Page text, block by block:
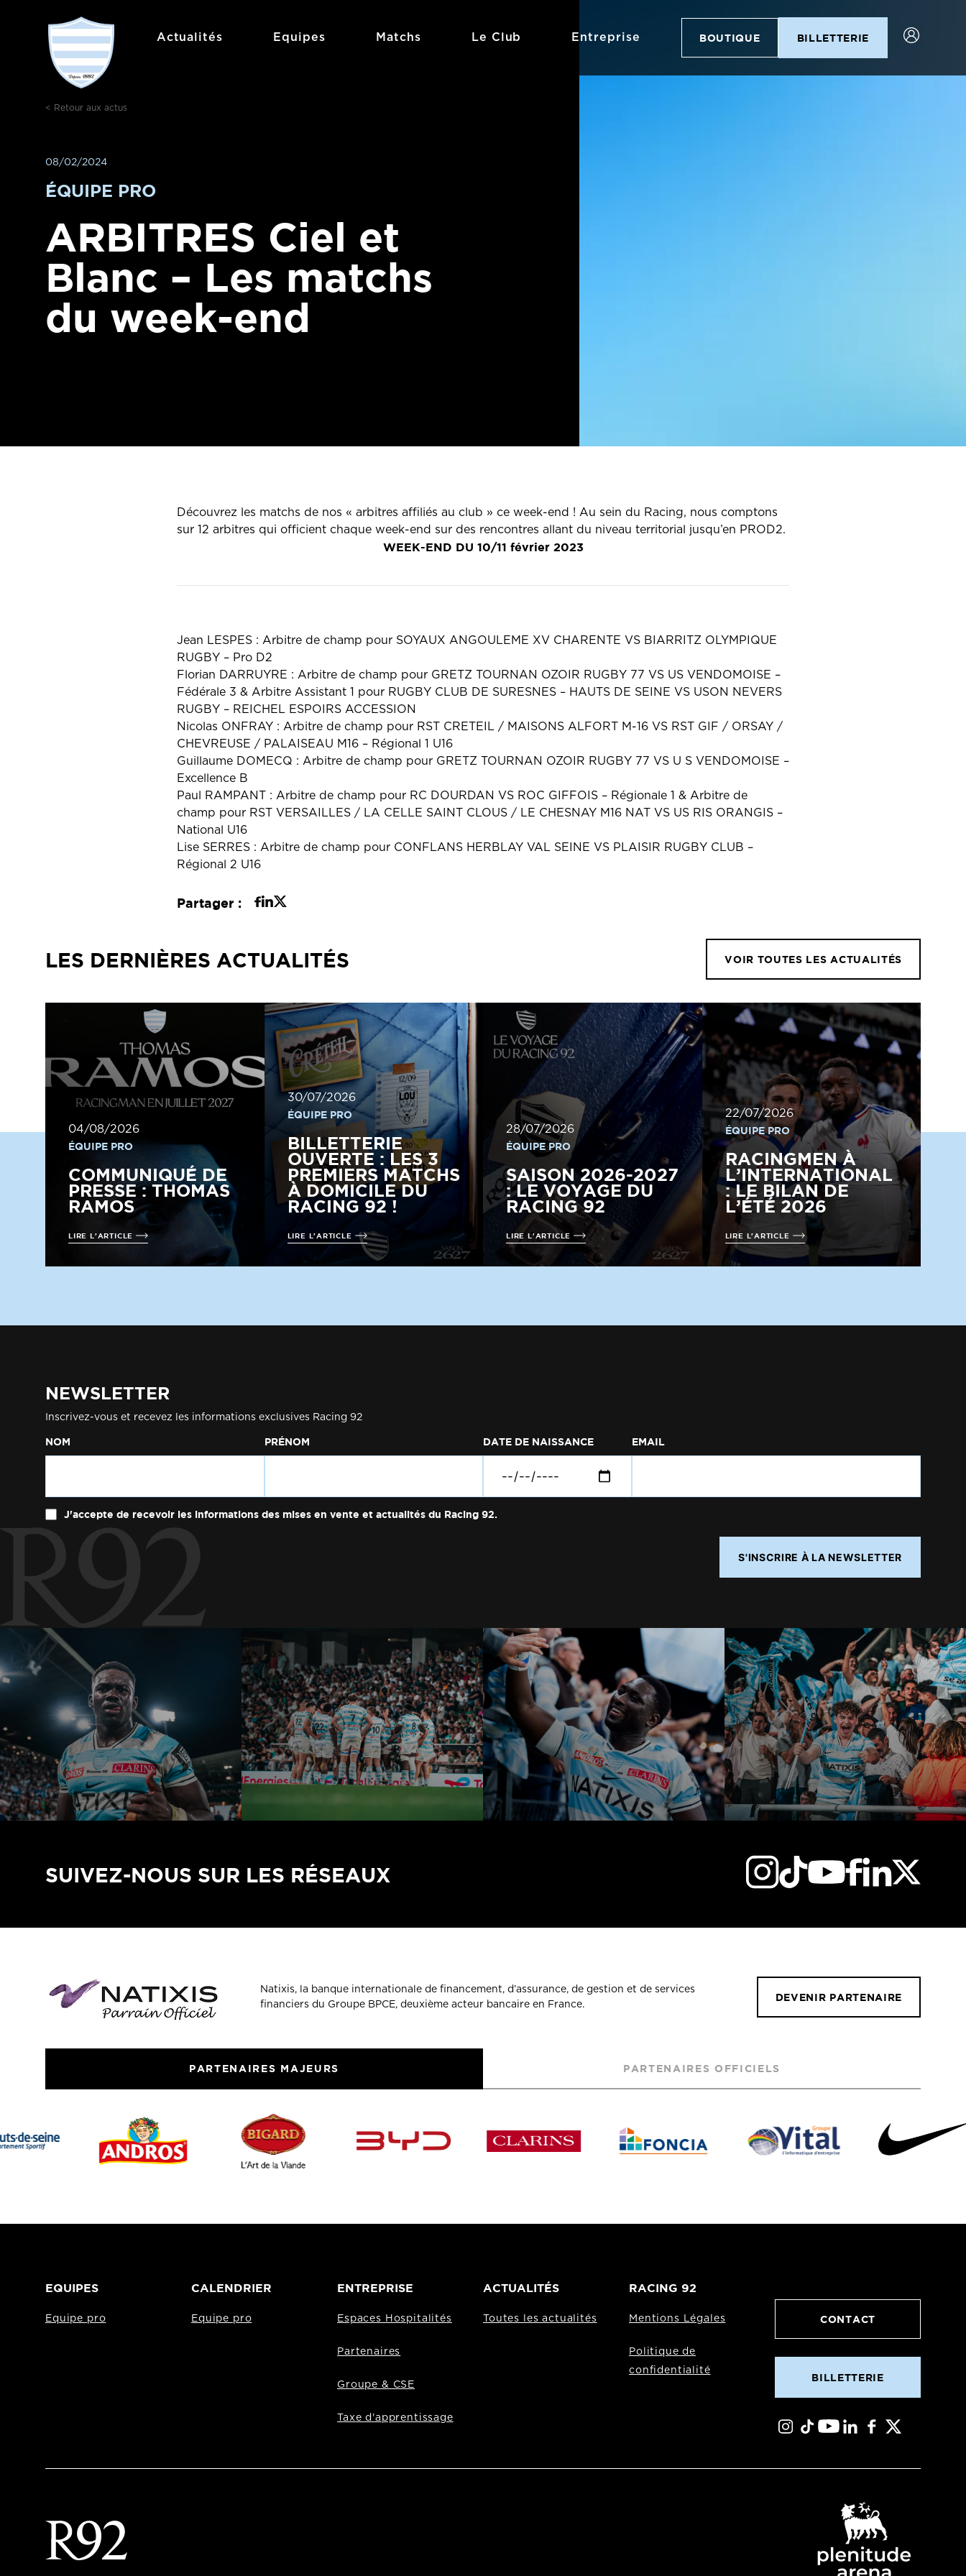
Actualités Equipes Matchs Le Club Entreprise BOUTIQUE BILLETTERIE
< Retour aux actus
08/02/2024
ÉQUIPE PRO
ARBITRES Ciel et
Blanc – Les matchs
du week-end
Découvrez les matchs de nos « arbitres affiliés au club » ce week-end ! Au sein du Racing, nous comptons
sur 12 arbitres qui officient chaque week-end sur des rencontres allant du niveau territorial jusqu’en PROD2.
WEEK-END DU 10/11 février 2023
Jean LESPES : Arbitre de champ pour SOYAUX ANGOULEME XV CHARENTE VS BIARRITZ OLYMPIQUE
RUGBY – Pro D2
Florian DARRUYRE : Arbitre de champ pour GRETZ TOURNAN OZOIR RUGBY 77 VS US VENDOMOISE –
Fédérale 3 & Arbitre Assistant 1 pour RUGBY CLUB DE SURESNES – HAUTS DE SEINE VS USON NEVERS
RUGBY – REICHEL ESPOIRS ACCESSION
Nicolas ONFRAY : Arbitre de champ pour RST CRETEIL / MAISONS ALFORT M-16 VS RST GIF / ORSAY /
CHEVREUSE / PALAISEAU M16 – Régional 1 U16
Guillaume DOMECQ : Arbitre de champ pour GRETZ TOURNAN OZOIR RUGBY 77 VS U S VENDOMOISE –
Excellence B
Paul RAMPANT : Arbitre de champ pour RC DOURDAN VS ROC GIFFOIS – Régionale 1 & Arbitre de
champ pour RST VERSAILLES / LA CELLE SAINT CLOUS / LE CHESNAY M16 NAT VS US RIS ORANGIS –
National U16
Lise SERRES : Arbitre de champ pour CONFLANS HERBLAY VAL SEINE VS PLAISIR RUGBY CLUB –
Régional 2 U16
Partager :
LES DERNIÈRES ACTUALITÉS VOIR TOUTES LES ACTUALITÉS
04/08/2026
ÉQUIPE PRO
COMMUNIQUÉ DE
PRESSE : THOMAS
RAMOS
LIRE L'ARTICLE
30/07/2026
ÉQUIPE PRO
BILLETTERIE
OUVERTE : LES 3
PREMIERS MATCHS
À DOMICILE DU
RACING 92 !
LIRE L'ARTICLE
28/07/2026
ÉQUIPE PRO
SAISON 2026-2027
: LE VOYAGE DU
RACING 92
LIRE L'ARTICLE
22/07/2026
ÉQUIPE PRO
RACINGMEN À
L’INTERNATIONAL
: LE BILAN DE
L’ÉTÉ 2026
LIRE L'ARTICLE
NEWSLETTER
Inscrivez-vous et recevez les informations exclusives Racing 92
NOM PRÉNOM DATE DE NAISSANCE EMAIL
J'accepte de recevoir les informations des mises en vente et actualités du Racing 92.
S'INSCRIRE À LA NEWSLETTER
SUIVEZ-NOUS SUR LES RÉSEAUX
Natixis, la banque internationale de financement, d’assurance, de gestion et de services
financiers du Groupe BPCE, deuxième acteur bancaire en France.
DEVENIR PARTENAIRE
PARTENAIRES MAJEURS PARTENAIRES OFFICIELS
EQUIPES
Equipe pro
CALENDRIER
Equipe pro
ENTREPRISE
Espaces Hospitalités
Partenaires
Groupe & CSE
Taxe d'apprentissage
ACTUALITÉS
Toutes les actualités
RACING 92
Mentions Légales
Politique de
confidentialité
CONTACT
BILLETTERIE